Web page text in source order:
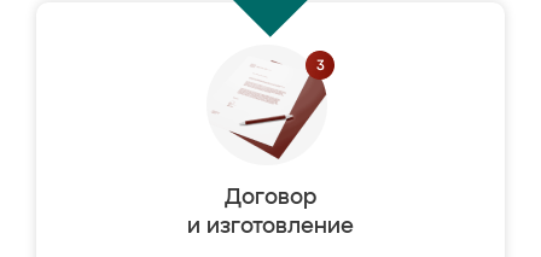
Договор
и изготовление